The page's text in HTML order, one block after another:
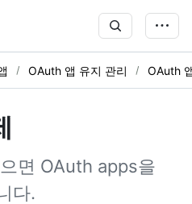
OAuth 앱 유지 관리 OAuth
면 OAuth apps을
다.